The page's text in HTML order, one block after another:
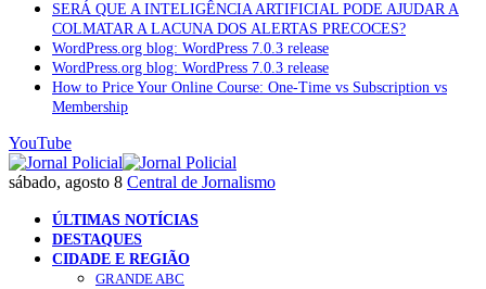
SERÁ QUE A INTELIGÊNCIA ARTIFICIAL PODE AJUDAR A
COLMATAR A LACUNA DOS ALERTAS PRECOCES?
WordPress.org blog: WordPress 7.0.3 release
WordPress.org blog: WordPress 7.0.3 release
How to Price Your Online Course: One-Time vs Subscription vs
Membership
YouTube
sábado, agosto 8 Central de Jornalismo
ÚLTIMAS NOTÍCIAS
DESTAQUES
CIDADE E REGIÃO
GRANDE ABC